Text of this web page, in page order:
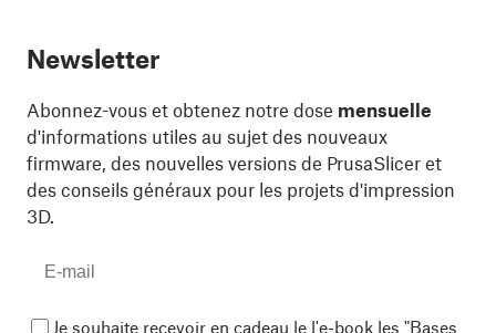
Newsletter
Abonnez-vous et obtenez notre dose mensuelle
d'informations utiles au sujet des nouveaux
firmware, des nouvelles versions de PrusaSlicer et
des conseils généraux pour les projets d'impression
3D.
Je souhaite recevoir en cadeau le l'e-book les "Bases